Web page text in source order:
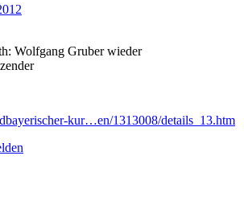
Wolfgang Gruber wieder
kur…en/1313008/details_13.htm